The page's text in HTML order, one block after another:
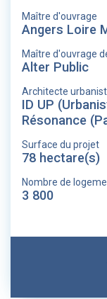
Maître d'ouvrage
Angers Loire
Maître d'ouvrage
Alter Public
Architecte
ID UP
Résonance
Surface du projet
78 hectare(s)
Nombre de
3 800